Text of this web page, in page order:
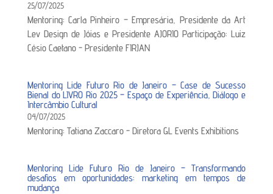
25/07/2025
Mentoring: Carla Pinheiro – Empresária, Presidente da Art
Lev Design de Jóias e Presidente AJORIO Participação: Luiz
Césio Caetano - Presidente FIRJAN
Mentoring Lide Futuro Rio de Janeiro – Case de Sucesso
Bienal do LIVRO Rio 2025 – Espaço de Experiência, Diálogo e
Intercâmbio Cultural
04/07/2025
Mentoring: Tatiana Zaccaro - Diretora GL Events Exhibitions
Mentoring Lide Futuro Rio de Janeiro – Transformando
desafios em oportunidades: marketing em tempos de
mudança